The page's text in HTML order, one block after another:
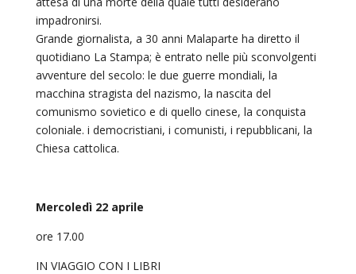
impadronirsi.
Grande giornalista, a 30 anni Malaparte ha diretto il
quotidiano La Stampa; è entrato nelle più sconvolgenti
avventure del secolo: le due guerre mondiali, la
macchina stragista del nazismo, la nascita del
comunismo sovietico e di quello cinese, la conquista
coloniale. i democristiani, i comunisti, i repubblicani, la
Chiesa cattolica.
Mercoledì 22 aprile
ore 17.00
IN VIAGGIO CON I LIBRI